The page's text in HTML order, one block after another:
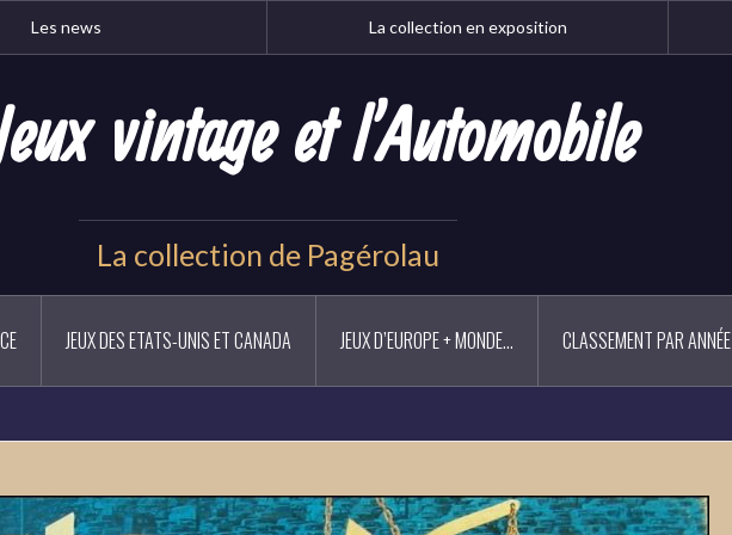
Les news La collection en exposition
vintage et l'Automobile
La collection de Pagérolau
JEUX DES ETATS-UNIS ET CANADA JEUX D’EUROPE + MONDE… CLASSEMENT PAR ANNÉE